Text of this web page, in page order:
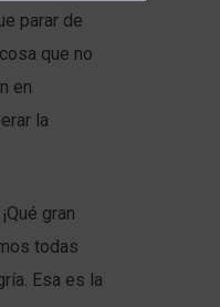
parar de
que no
en
la
gran
todas
Esa es la